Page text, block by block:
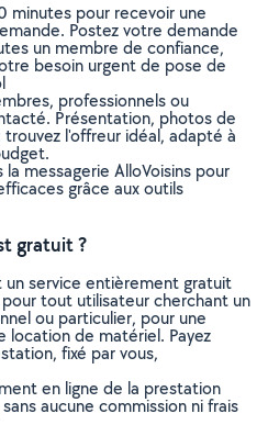
minutes pour recevoir une
Postez votre demande
un membre de confiance,
besoin urgent de pose de
professionnels ou
Présentation, photos de
l'offreur idéal, adapté à
messagerie AlloVoisins pour
grâce aux outils
gratuit ?
un service entièrement gratuit
tout utilisateur cherchant un
ou particulier, pour une
location de matériel. Payez
fixé par vous,
en ligne de la prestation
aucune commission ni frais